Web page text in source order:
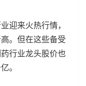
迎来火热行情，
。但在这些备受
行业龙头股价也
。